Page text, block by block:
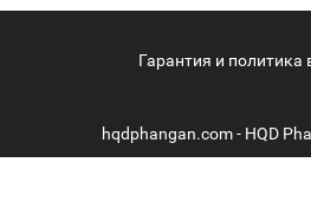
Гарантия и политика
hqdphangan.com - HQD